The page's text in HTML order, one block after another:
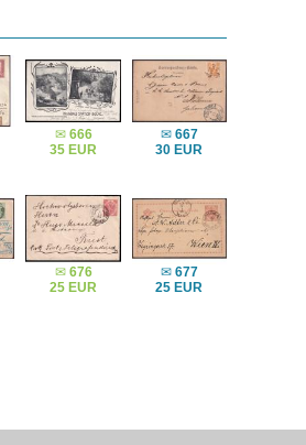
✉ 666
35 EUR
✉ 667
30 EUR
✉ 676
25 EUR
✉ 677
25 EUR